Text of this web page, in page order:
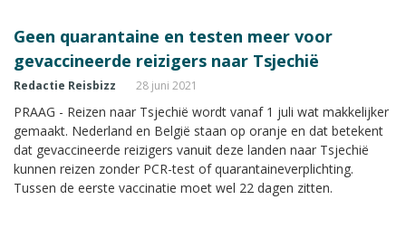
Geen quarantaine en testen meer voor
gevaccineerde reizigers naar Tsjechië
Redactie Reisbizz 28 juni 2021
PRAAG - Reizen naar Tsjechië wordt vanaf 1 juli wat makkelijker
gemaakt. Nederland en België staan op oranje en dat betekent
dat gevaccineerde reizigers vanuit deze landen naar Tsjechië
kunnen reizen zonder PCR-test of quarantaineverplichting.
Tussen de eerste vaccinatie moet wel 22 dagen zitten.